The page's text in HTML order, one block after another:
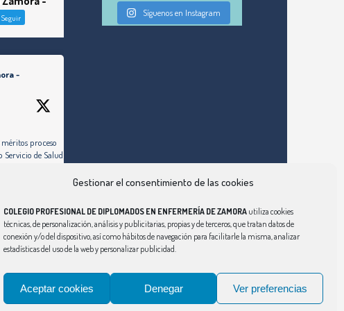
Gestionar el consentimiento de las cookies
COLEGIO PROFESIONAL DE DIPLOMADOS EN ENFERMERÍA DE ZAMORA utiliza cookies
técnicas, de personalización, análisis y publicitarias, propias y de terceros, que tratan datos de
conexión y/o del dispositivo, así como hábitos de navegación para facilitarle la misma, analizar
estadísticas del uso de la web y personalizar publicidad.
Aceptar cookies Denegar Ver preferencias
Seguir
-
proceso
de Salud de
de diez días hábiles,
al de la
30 de julio de 2026)
enfermeria-
estatutario-
Síguenos en Instagram